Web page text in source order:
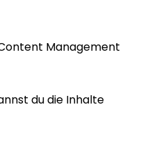
Management
du die Inhalte